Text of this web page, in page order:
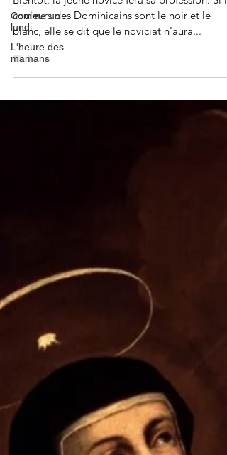
Comme un
lundi
L'heure des
mamans
Bientôt, la jeune novice fera sa profession. Si
couleurs des Dominicains sont le noir et le
blanc, elle se dit que le noviciat n'aura...